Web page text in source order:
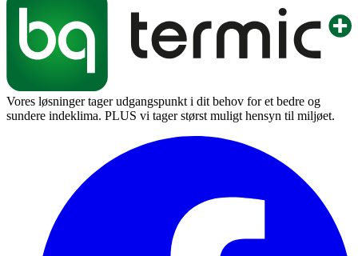
Vores løsninger tager udgangspunkt i dit behov for et bedre og
sundere indeklima. PLUS vi tager størst muligt hensyn til miljøet.